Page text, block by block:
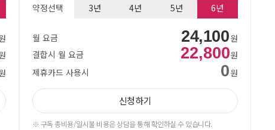
약정선택 3년 4년 5년 6년
월 요금 24,100원
결합시 월 요금
22,800원
제휴카드 사용시
0원
신청하기
※ 구독 총비용/일시불 비용은 상담을 통해 확인하실 수 있습니다.